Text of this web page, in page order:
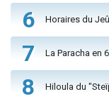
6 Horaires du
7 La Paracha en
8 Hiloula du